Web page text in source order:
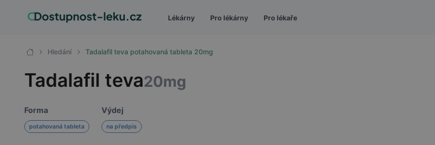
Lékárny Pro lékárny Pro lékaře
Hledání Tadalafil teva potahovaná tableta 20mg
Tadalafil teva20mg
Forma
potahovaná tableta
Výdej
na předpis